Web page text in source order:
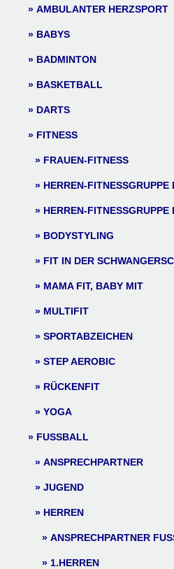
AMBULANTER HERZSPORT
BABYS
BADMINTON
BASKETBALL
DARTS
FITNESS
FRAUEN-FITNESS
HERREN-FITNESSGRUPPE I
HERREN-FITNESSGRUPPE
BODYSTYLING
FIT IN DER
MAMA FIT, BABY MIT
MULTIFIT
SPORTABZEICHEN
STEP AEROBIC
RÜCKENFIT
YOGA
FUSSBALL
ANSPRECHPARTNER
JUGEND
HERREN
ANSPRECHPARTNER
1.HERREN